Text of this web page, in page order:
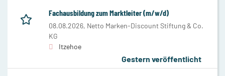
Fachausbildung zum Marktleiter (m/w/d)
08.08.2026, Netto Marken-Discount Stiftung & Co.
KG
Itzehoe
Gestern veröffentlicht